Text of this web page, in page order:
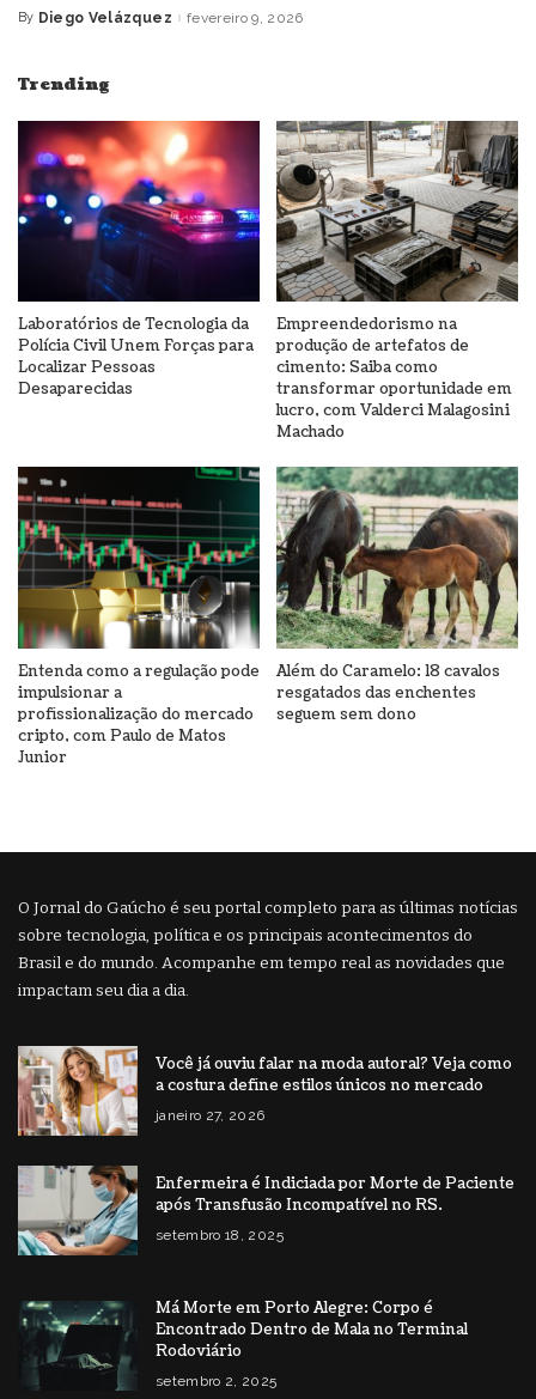
Posted
By Diego Velázquez fevereiro 9, 2026
Trending
Laboratórios de Tecnologia da
Polícia Civil Unem Forças para
Localizar Pessoas
Desaparecidas
Empreendedorismo na
produção de artefatos de
cimento: Saiba como
transformar oportunidade em
lucro, com Valderci Malagosini
Machado
Entenda como a regulação pode
impulsionar a
profissionalização do mercado
cripto, com Paulo de Matos
Junior
Além do Caramelo: 18 cavalos
resgatados das enchentes
seguem sem dono
O Jornal do Gaúcho é seu portal completo para as últimas notícias
sobre tecnologia, política e os principais acontecimentos do
Brasil e do mundo. Acompanhe em tempo real as novidades que
impactam seu dia a dia.
Você já ouviu falar na moda autoral? Veja como
a costura define estilos únicos no mercado
janeiro 27, 2026
Enfermeira é Indiciada por Morte de Paciente
após Transfusão Incompatível no RS.
setembro 18, 2025
Má Morte em Porto Alegre: Corpo é
Encontrado Dentro de Mala no Terminal
Rodoviário
setembro 2, 2025